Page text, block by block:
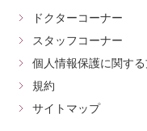
ドクターコーナー
スタッフコーナー
個人情報保護に関す
規約
サイトマップ